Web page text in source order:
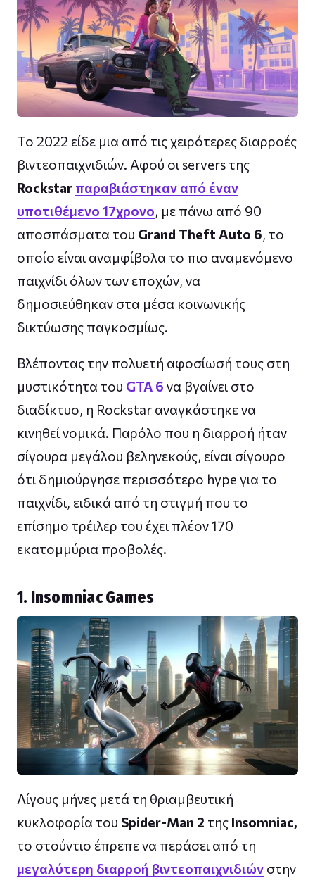
Το 2022 είδε μια από τις χειρότερες διαρροές
βιντεοπαιχνιδιών. Αφού οι servers της
Rockstar παραβιάστηκαν από έναν
υποτιθέμενο 17χρονο, με πάνω από 90
αποσπάσματα του Grand Theft Auto 6, το
οποίο είναι αναμφίβολα το πιο αναμενόμενο
παιχνίδι όλων των εποχών, να
δημοσιεύθηκαν στα μέσα κοινωνικής
δικτύωσης παγκοσμίως.
Βλέποντας την πολυετή αφοσίωσή τους στη
μυστικότητα του GTA 6 να βγαίνει στο
διαδίκτυο, η Rockstar αναγκάστηκε να
κινηθεί νομικά. Παρόλο που η διαρροή ήταν
σίγουρα μεγάλου βεληνεκούς, είναι σίγουρο
ότι δημιούργησε περισσότερο hype για το
παιχνίδι, ειδικά από τη στιγμή που το
επίσημο τρέιλερ του έχει πλέον 170
εκατομμύρια προβολές.
1. Insomniac Games
Λίγους μήνες μετά τη θριαμβευτική
κυκλοφορία του Spider-Man 2 της Insomniac,
το στούντιο έπρεπε να περάσει από τη
μεγαλύτερη διαρροή βιντεοπαιχνιδιών στην